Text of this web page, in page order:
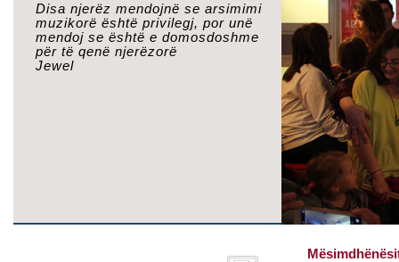
Disa njerëz mendojnë se arsimimi
muzikorë është privilegj, por unë
mendoj se është e domosdoshme
për të qenë njerëzorë
Jewel